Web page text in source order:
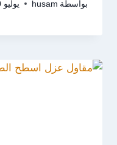
بواسطة husam يوليو 10, 2025